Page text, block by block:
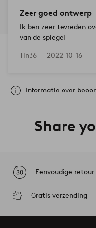
Zeer goed ontwerp
Ik ben zeer tevreden
van de spiegel
Tin36 — 2022-10-16
Informatie over
Share
Eenvoudige retour
Gratis verzending